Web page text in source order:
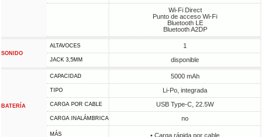
Wi-Fi Direct
Punto de acceso Wi-Fi
Bluetooth LE
Bluetooth A2DP
SONIDO
ALTAVOCES 1
JACK 3,5MM disponible
BATERÍA
CAPACIDAD 5000 mAh
TIPO Li-Po, integrada
CARGA POR CABLE USB Type-C, 22.5W
CARGA INALÁMBRICA no
MÁS • Carga rápida por cable